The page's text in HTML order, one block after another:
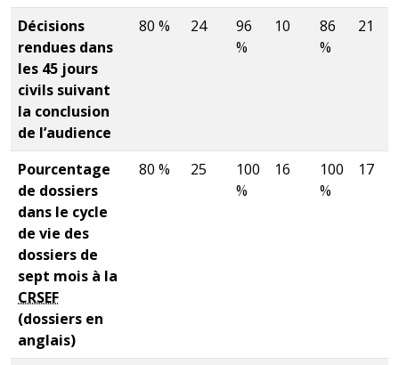
Décisions
rendues dans
les 45 jours
civils suivant
la conclusion
de l’audience
80 % 24
96
%
10
86
%
21
Pourcentage
de dossiers
dans le cycle
de vie des
dossiers de
sept mois à la
CRSEF
(dossiers en
anglais)
80 % 25
100
%
16
100
%
17